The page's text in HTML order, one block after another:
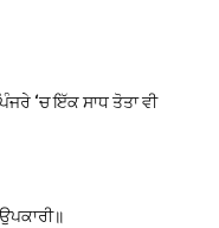
‘ਚ ਇੱਕ ਸਾਧ ਤੋਤਾ ਵੀ